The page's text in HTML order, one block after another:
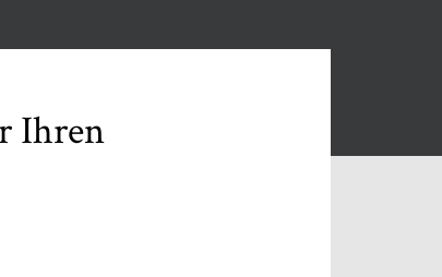
Ihren